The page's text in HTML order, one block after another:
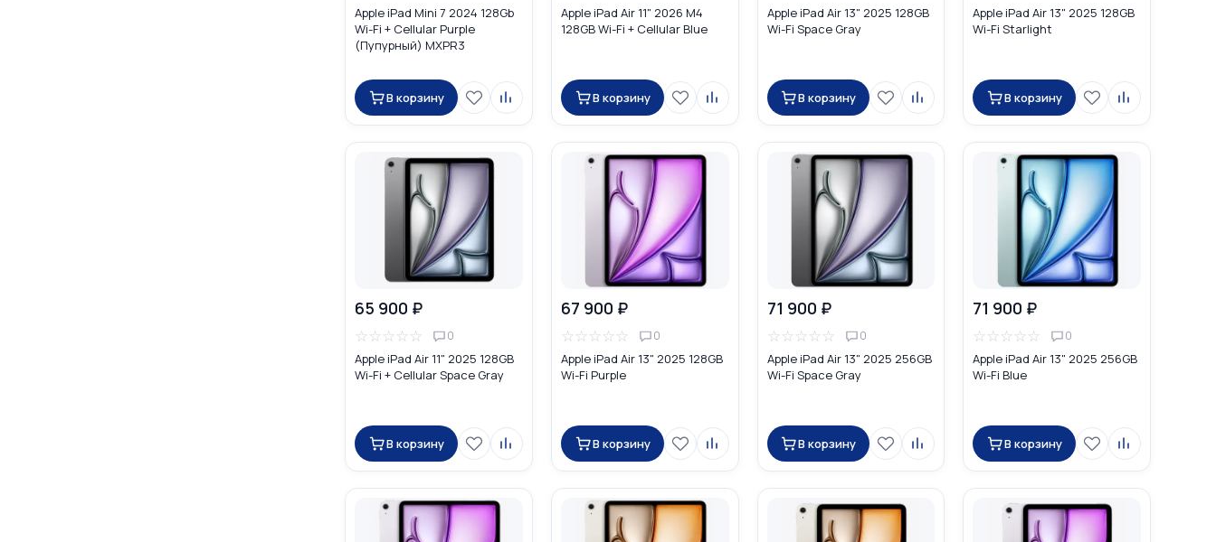
Apple iPad Mini 7 2024 128Gb
Wi-Fi + Cellular Purple
(Пупурный) MXPR3
В корзину
Apple iPad Air 11" 2026 M4
128GB Wi-Fi + Cellular Blue
В корзину
Apple iPad Air 13" 2025 128GB
Wi-Fi Space Gray
В корзину
Apple iPad Air 13" 2025 128GB
Wi-Fi Starlight
В корзину
65 900 ₽
☆☆☆☆☆ 0
Apple iPad Air 11" 2025 128GB
Wi-Fi + Cellular Space Gray
В корзину
67 900 ₽
☆☆☆☆☆ 0
Apple iPad Air 13" 2025 128GB
Wi-Fi Purple
В корзину
71 900 ₽
☆☆☆☆☆ 0
Apple iPad Air 13" 2025 256GB
Wi-Fi Space Gray
В корзину
71 900 ₽
☆☆☆☆☆ 0
Apple iPad Air 13" 2025 256GB
Wi-Fi Blue
В корзину